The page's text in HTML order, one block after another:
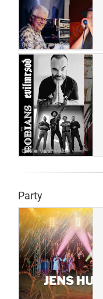
Quelle: Veranstalter
Quelle: Veranstalter
Party